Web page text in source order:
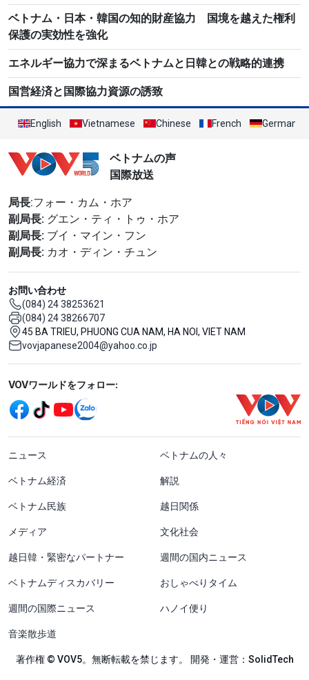
ベトナム・日本・韓国の知的財産協力 国境を越えた権利
保護の実効性を強化
エネルギー協力で深まるベトナムと日韓との戦略的連携
国営経済と国際協力資源の誘致
English Vietnamese Chinese French German
ベトナムの声
国際放送
局長:フォー・カム・ホア
副局長: グエン・ティ・トゥ・ホア
副局長: ブイ・マイン・フン
副局長: カオ・ディン・チュン
お問い合わせ
(084) 24 38253621
(084) 24 38266707
45 BA TRIEU, PHUONG CUA NAM, HA NOI, VIET NAM
vovjapanese2004@yahoo.co.jp
Mạng xã hội
VOVワールドをフォロー:
menu footer tiếng Nhật
ニュース ベトナムの人々
ベトナム経済 解説
ベトナム民族 越日関係
メディア 文化社会
越日韓・緊密なパートナー 週間の国内ニュース
ベトナムディスカバリー おしゃべりタイム
週間の国際ニュース ハノイ便り
音楽散歩道
著作権 © VOV5。無断転載を禁じます。 開発・運営：SolidTech